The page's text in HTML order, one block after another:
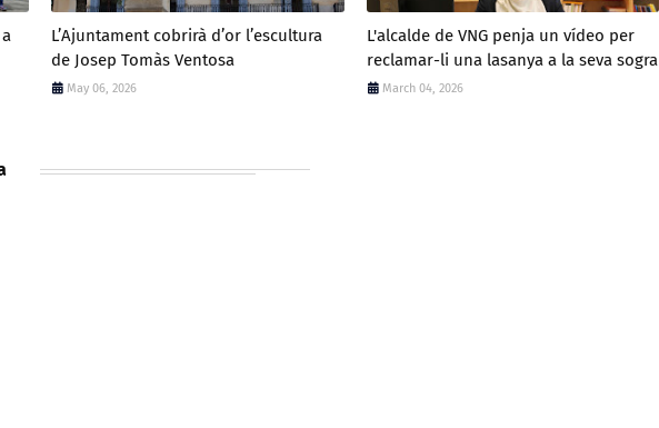
L’Ajuntament cobrirà d’or l’escultura
de Josep Tomàs Ventosa
May 06, 2026
L'alcalde de VNG penja un vídeo per
reclamar-li una lasanya a la seva sogra
March 04, 2026